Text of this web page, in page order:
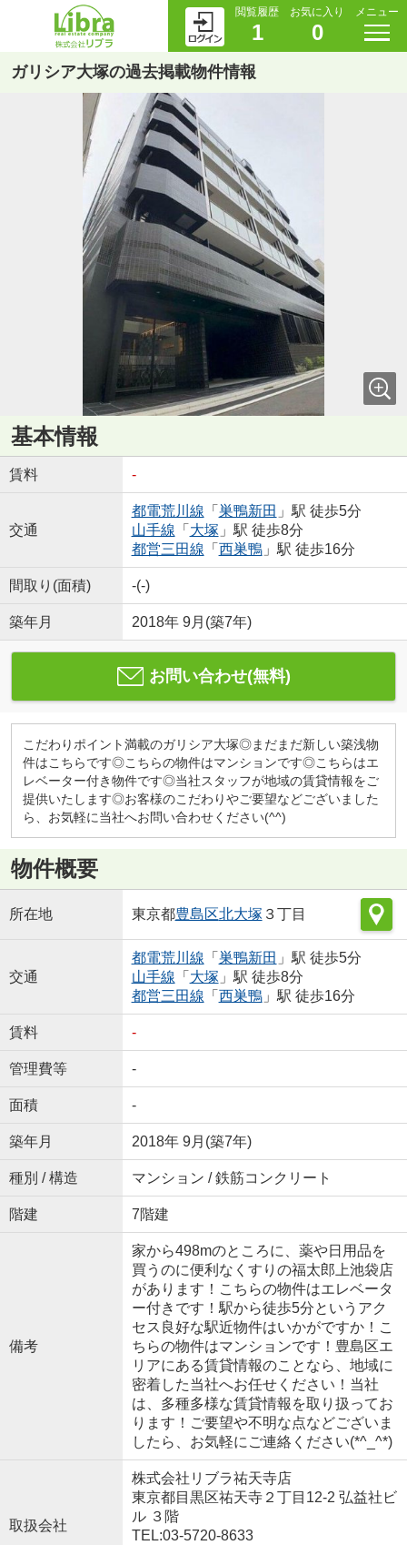
閲覧履歴
1
お気に入り
0
メニュー
ガリシア大塚の過去掲載物件情報
基本情報
賃料 -
交通
都電荒川線 「 巣鴨新田 」駅 徒歩5分
山手線 「 大塚 」駅 徒歩8分
都営三田線 「 西巣鴨」駅 徒歩16分
間取り(面積) -(-)
築年月 2018年 9月(築7年)
お問い合わせ(無料)
こだわりポイント満載のガリシア大塚◎まだまだ新しい築浅物
件はこちらです◎こちらの物件はマンションです◎こちらはエ
レベーター付き物件です◎当社スタッフが地域の賃貸情報をご
提供いたします◎お客様のこだわりやご要望などございました
ら、お気軽に当社へお問い合わせください(^^)
物件概要
所在地 東京都豊島区北大塚 ３丁目
交通
都電荒川線 「 巣鴨新田 」駅 徒歩5分
山手線 「 大塚 」駅 徒歩8分
都営三田線 「 西巣鴨」駅 徒歩16分
賃料 -
管理費等 -
面積 -
築年月 2018年 9月(築7年)
種別 / 構造 マンション / 鉄筋コンクリート
階建 7階建
備考
家から498mのところに、薬や日用品を
買うのに便利なくすりの福太郎上池袋店
があります！こちらの物件はエレベータ
ー付きです！駅から徒歩5分というアク
セス良好な駅近物件はいかがですか！こ
ちらの物件はマンションです！豊島区エ
リアにある賃貸情報のことなら、地域に
密着した当社へお任せください！当社
は、多種多様な賃貸情報を取り扱ってお
ります！ご要望や不明な点などございま
したら、お気軽にご連絡ください(*^_^*)
取扱会社
株式会社リブラ祐天寺店
東京都目黒区祐天寺２丁目12-2 弘益社ビ
ル ３階
TEL:03-5720-8633